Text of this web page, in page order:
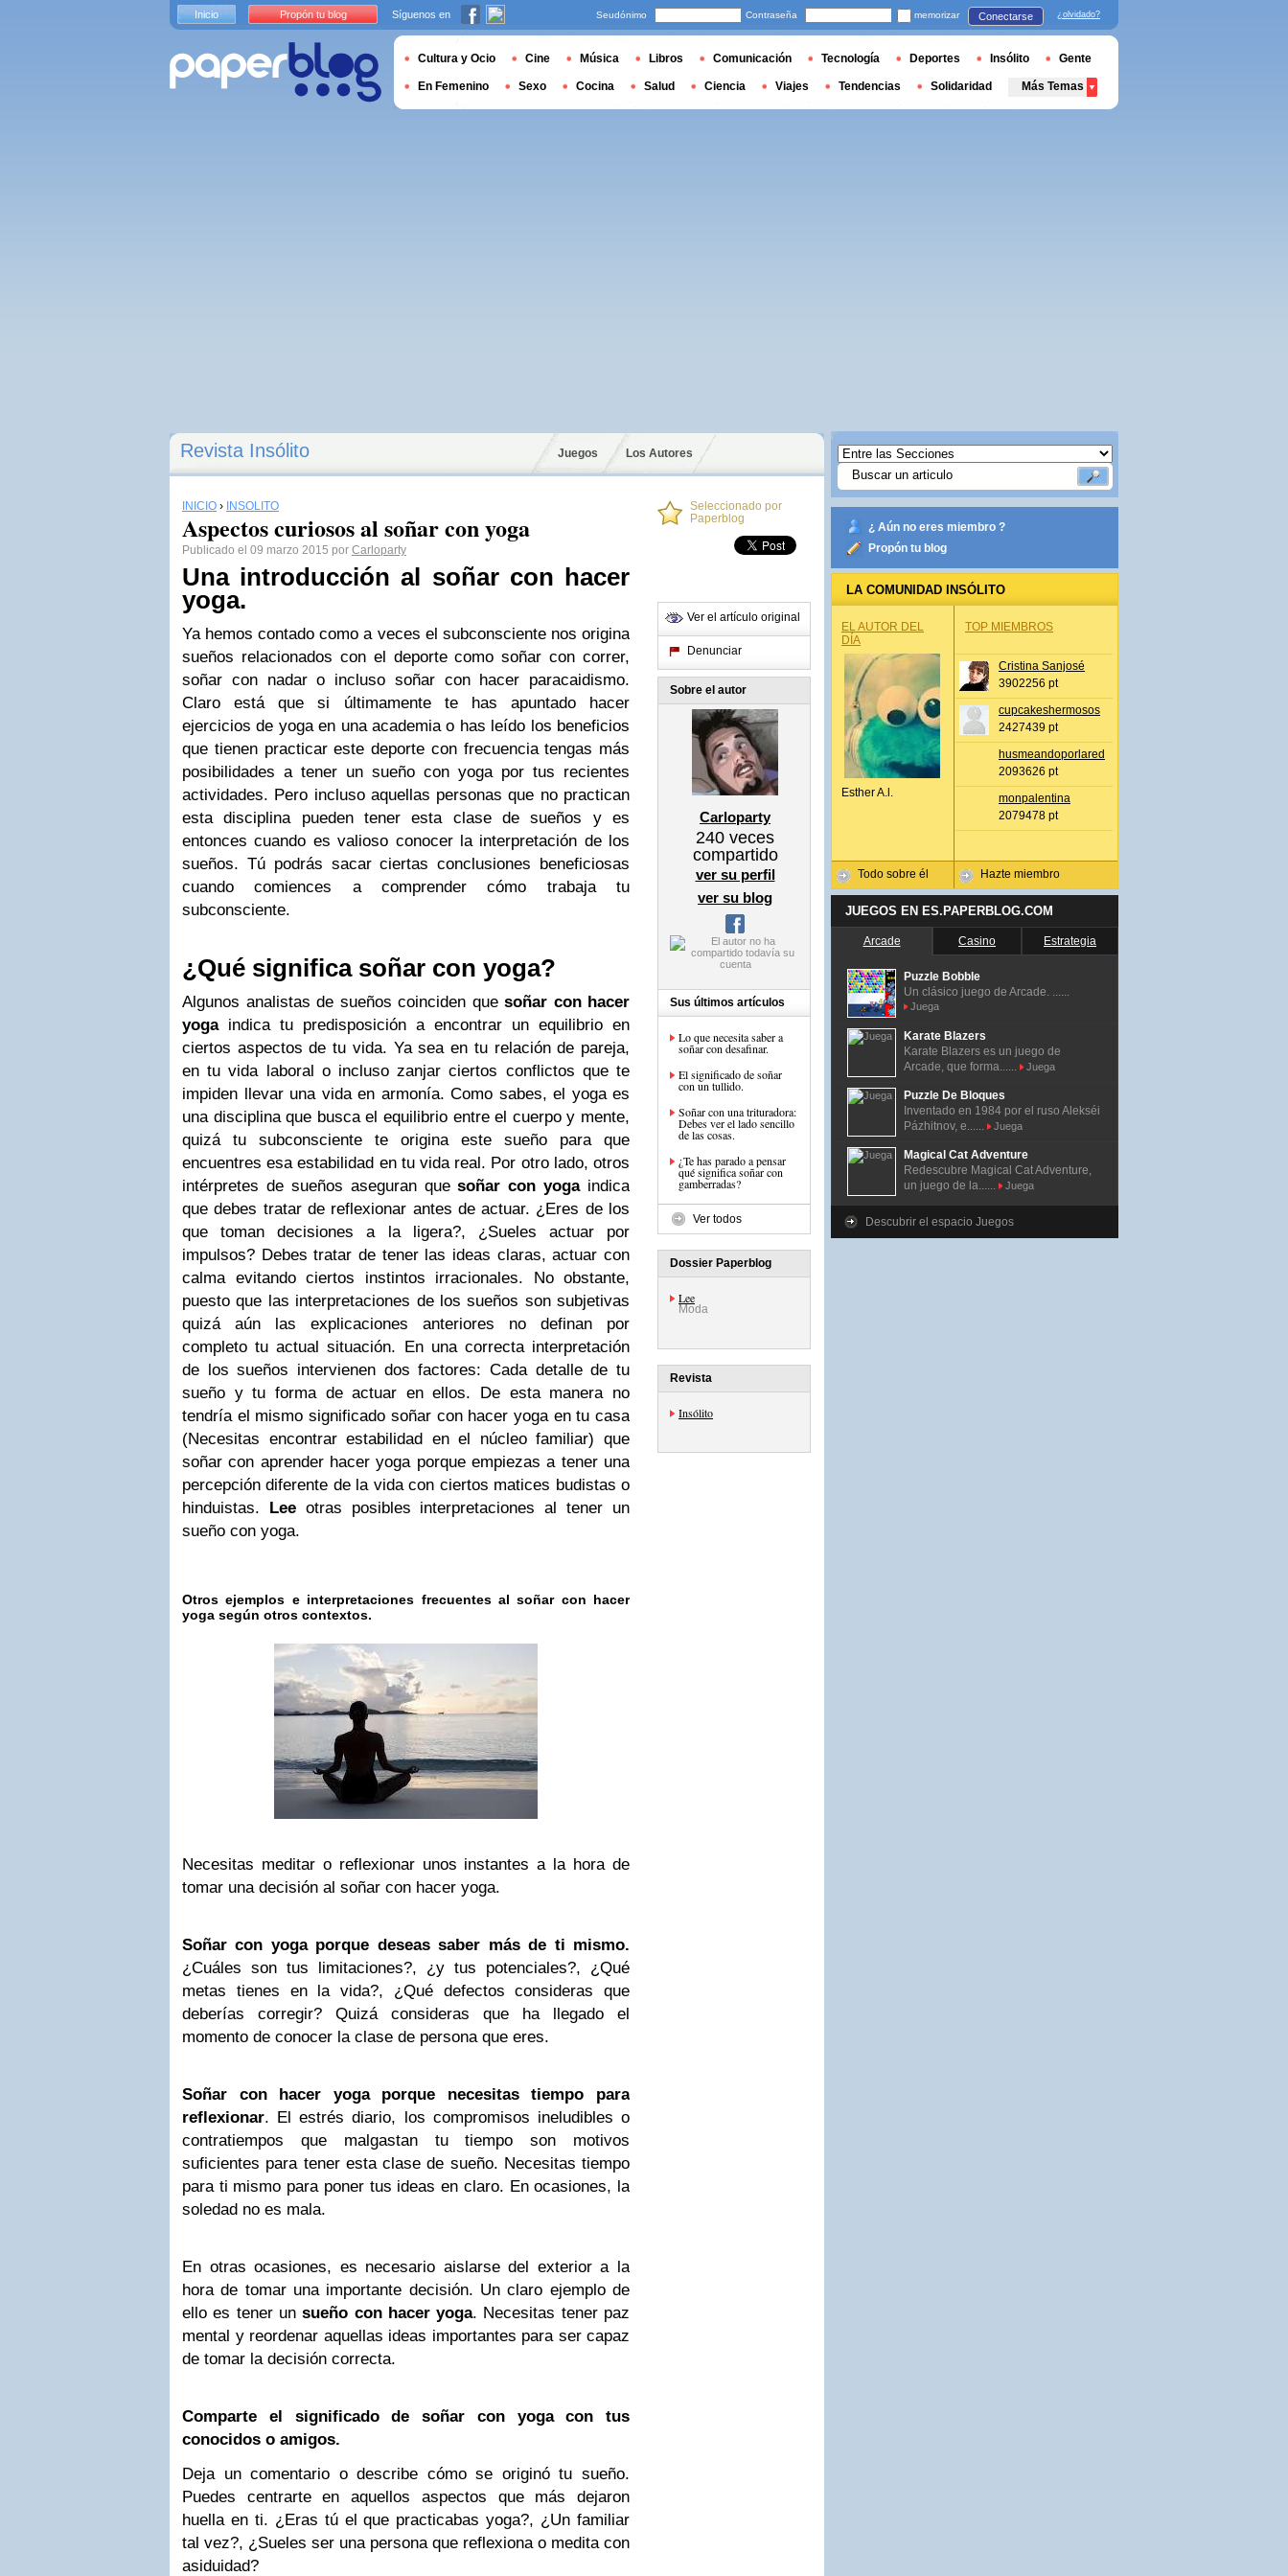
Revista Insólito Juegos Los Autores
INICIO › INSÓLITO
Aspectos curiosos al soñar con yoga
Publicado el 09 marzo 2015 por Carloparty
Una introducción al soñar con hacer
yoga.
Ya hemos contado como a veces el subconsciente nos origina
sueños relacionados con el deporte comosoñar con correr,
soñar con nadaro incluso soñar con hacer paracaidismo.
Claro está que si últimamente te has apuntado hacer
ejercicios de yoga en una academia o has leído los beneficios
que tienen practicar este deporte con frecuencia tengas más
posibilidades a tener un sueño con yoga por tus recientes
actividades. Pero incluso aquellas personas que no practican
esta disciplina pueden tener esta clase de sueños y es
entonces cuando es valioso conocer la interpretación de los
sueños. Tú podrás sacar ciertas conclusiones beneficiosas
cuando comiences a comprender cómo trabaja tu
subconsciente.
¿Qué significa soñar con yoga?
Algunos analistas de sueños coinciden que soñar con hacer
yogaindica tu predisposición a encontrar un equilibrio en
ciertos aspectos de tu vida. Ya sea en tu relación de pareja,
en tu vida laboral o incluso zanjar ciertos conflictos que te
impiden llevar una vida en armonía. Como sabes, el yoga es
una disciplina que busca el equilibrio entre el cuerpo y mente,
quizá tu subconsciente te origina este sueño para que
encuentres esa estabilidad en tu vida real. Por otro lado, otros
intérpretes de sueños aseguran quesoñar con yogaindica
que debes tratar de reflexionar antes de actuar. ¿Eres de los
que toman decisiones a la ligera?, ¿Sueles actuar por
impulsos? Debes tratar de tener las ideas claras, actuar con
calma evitando ciertos instintos irracionales. No obstante,
puesto que las interpretaciones de los sueños son subjetivas
quizá aún las explicaciones anteriores no definan por
completo tu actual situación. En una correcta interpretación
de los sueños intervienen dos factores: Cada detalle de tu
sueño y tu forma de actuar en ellos. De esta manera no
tendría el mismo significado soñar con hacer yoga en tu casa
(Necesitas encontrar estabilidad en el núcleo familiar) que
soñar con aprenderhacer yoga porque empiezas a tener una
percepción diferente de la vida con ciertos matices budistas o
hinduistas. Leeotras posibles interpretaciones al tener un
sueño con yoga.
Otros ejemplos e interpretaciones frecuentes al soñar con hacer
yoga según otros contextos.
Necesitas meditar o reflexionar unos instantes a la hora de
tomar una decisión al soñar con hacer yoga.
Soñar con yoga porque deseas saber más de ti mismo.
¿Cuáles son tus limitaciones?, ¿y tus potenciales?, ¿Qué
metas tienes en la vida?, ¿Qué defectos consideras que
deberías corregir? Quizá consideras que ha llegado el
momento de conocer la clase de persona que eres.
Soñar con hacer yoga porque necesitas tiempo para
reflexionar. El estrés diario, los compromisos ineludibles o
contratiempos que malgastan tu tiempo son motivos
suficientes para tener esta clase de sueño. Necesitas tiempo
para ti mismo para poner tus ideas en claro. En ocasiones, la
soledad no es mala.
En otras ocasiones, es necesario aislarse del exterior a la
hora de tomar una importante decisión. Un claro ejemplo de
ello es tener unsueño con hacer yoga. Necesitas tener paz
mental y reordenar aquellas ideas importantes para ser capaz
de tomar la decisión correcta.
Comparte el significado de soñar con yoga con tus
conocidos o amigos.
Deja un comentario o describe cómo se originó tu sueño.
Puedes centrarte en aquellos aspectos que más dejaron
huella en ti. ¿Eras tú el que practicabas yoga?, ¿Un familiar
tal vez?, ¿Sueles ser una persona que reflexiona o medita con
asiduidad?
Seleccionado por
Paperblog
Ver el artículo original
Denunciar
Sobre el autor
Carloparty
240 veces
compartido
ver su perfil
ver su blog
Sus últimos artículos
Lo que necesita saber a
soñar con desafinar.
El significado de soñar
con un tullido.
Soñar con una trituradora:
Debes ver el lado sencillo
de las cosas.
¿Te has parado a pensar
qué significa soñar con
gamberradas?
Ver todos
Dossier Paperblog
Lee
Moda
Revista
Insólito
¿ Aún no eres miembro ?
Propón tu blog
LA COMUNIDAD INSÓLITO
EL AUTOR DEL
DÍA
Esther A.l.
Todo sobre él
TOP MIEMBROS
Cristina Sanjosé
3902256 pt
cupcakeshermosos
2427439 pt
husmeandoporlared
2093626 pt
monpalentina
2079478 pt
Hazte miembro
JUEGOS EN ES.PAPERBLOG.COM
Arcade Casino Estrategia
Puzzle Bobble
Un clásico juego de Arcade. ......
Juega
Karate Blazers
Karate Blazers es un juego de
Arcade, que forma......
Juega
Puzzle De Bloques
Inventado en 1984 por el ruso Alekséi
Pázhitnov, e......
Juega
Magical Cat Adventure
Redescubre Magical Cat Adventure,
un juego de la......
Juega
Descubrir el espacio Juegos
Inicio Propón tu blog Síguenos en Seudónimo Contraseña memorizar Conectarse ¿olvidado?
Cultura y Ocio Cine Música Libros Comunicación Tecnología Deportes Insólito Gente
En Femenino Sexo Cocina Salud Ciencia Viajes Tendencias Solidaridad Más Temas